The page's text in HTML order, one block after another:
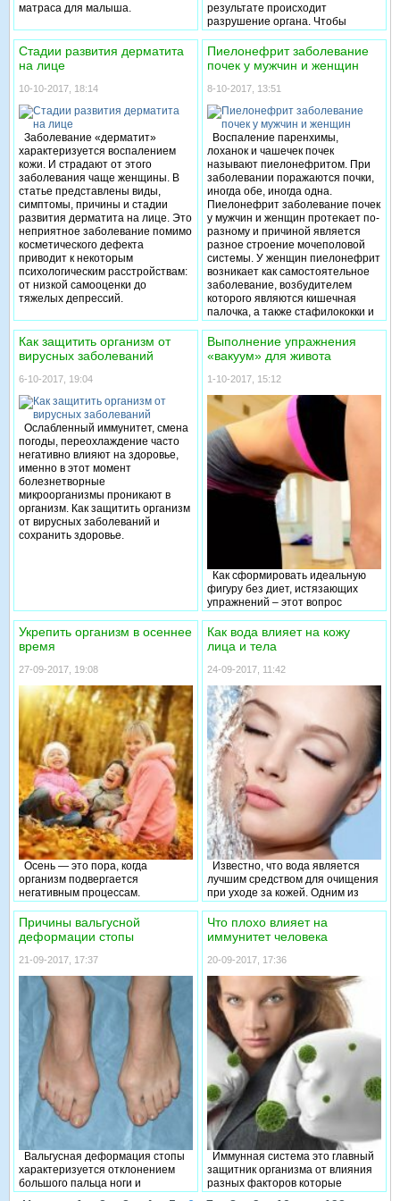
Как лечить острую кишечную
такой проблемы, рассмотрим в
сегодняшней статье.
матраса для малыша.
результате происходит
разрушение органа. Чтобы
необходимо знать причины
возникновения заболеваний
печени, познакомиться с
профилактическими методами.
Стадии развития дерматита
на лице
10-10-2017, 18:14
Заболевание «дерматит»
характеризуется воспалением
кожи. И страдают от этого
заболевания чаще женщины. В
статье представлены виды,
симптомы, причины и стадии
развития дерматита на лице. Это
неприятное заболевание помимо
косметического дефекта
приводит к некоторым
психологическим расстройствам:
от низкой самооценки до
тяжелых депрессий.
Пиелонефрит заболевание
почек у мужчин и женщин
8-10-2017, 13:51
Воспаление паренхимы,
лоханок и чашечек почек
называют пиелонефритом. При
заболевании поражаются почки,
иногда обе, иногда одна.
Пиелонефрит заболевание почек
у мужчин и женщин протекает по-
разному и причиной является
разное строение мочеполовой
системы. У женщин пиелонефрит
возникает как самостоятельное
заболевание, возбудителем
которого являются кишечная
палочка, а также стафилококки и
воспаление почек протекает как
вторичное заболевание, как
осложнение другой
инфекционной болезни.
Как защитить организм от
вирусных заболеваний
6-10-2017, 19:04
Ослабленный иммунитет, смена
погоды, переохлаждение часто
негативно влияют на здоровье,
именно в этот момент
болезнетворные
микроорганизмы проникают в
организм. Как защитить организм
от вирусных заболеваний и
сохранить здоровье.
Выполнение упражнения
«вакуум» для живота
1-10-2017, 15:12
Как сформировать идеальную
фигуру без диет, истязающих
упражнений – этот вопрос
интересует мужчин и женщин.
Правильное выполнение
упражнения «вакуум» для живота
незаменимый помощник в
решении такой проблемы, как
этому упражнению,
осуществляется нагрузка на
внутренние поперечные мышцы
и много раздельные мышцы
живота. Поперечные мышцы
заслуживают большего
внимания. Они развиты меньше
других мышц, а выполняют
сложную задачу по поддержке
внутренних органов в нужном
положении. Выполняя это
упражнение, вы достигнете
развития данной мышцы,
получите плоский живот и
правильную осанку.
Укрепить организм в осеннее
время
27-09-2017, 19:08
Осень — это пора, когда
организм подвергается
негативным процессам.
Обостряются хронические
заболевания, также некоторые
страдают депрессией. Как
укрепить организм в осеннее
время, вопрос, который требует
Как вода влияет на кожу
лица и тела
24-09-2017, 11:42
Известно, что вода является
лучшим средством для очищения
при уходе за кожей. Одним из
условий сохранения красоты и
молодости кожи является
удаление загрязнений с ее
поверхности. Вместе с тем
необходимо знать, как правильно
подробнее, как вода влияет на
кожу лица и тела.
Причины вальгусной
деформации стопы
21-09-2017, 17:37
Вальгусная деформация стопы
характеризуется отклонением
большого пальца ноги и
выпиранием косточки наружу.
Что плохо влияет на
иммунитет человека
20-09-2017, 17:36
Иммунная система это главный
защитник организма от влияния
разных факторов которые
разрушают здоровье. Что плохо